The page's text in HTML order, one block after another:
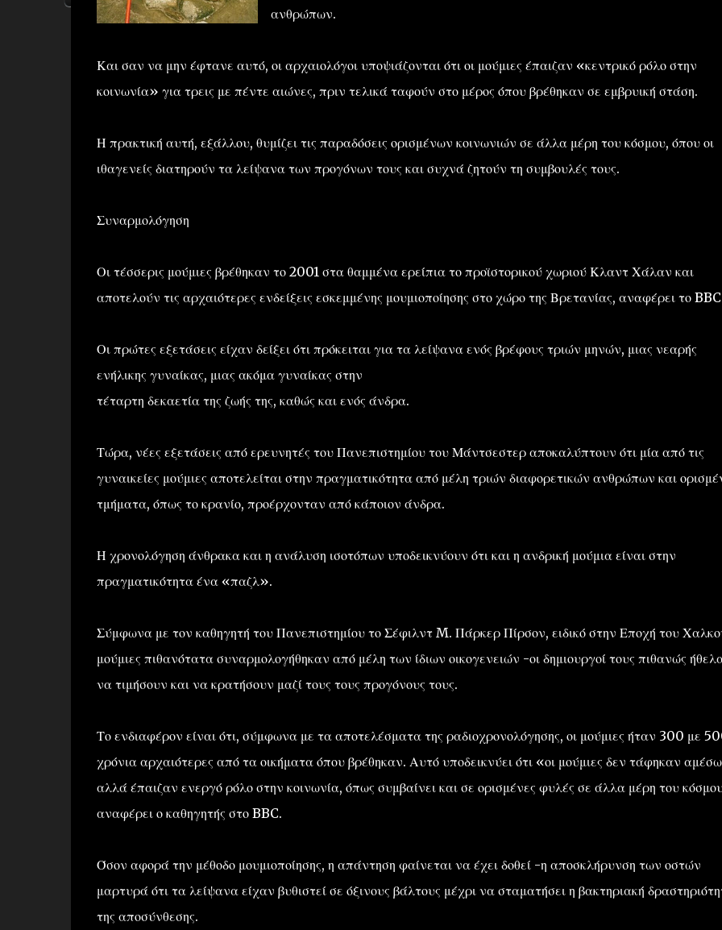
ανθρώπων.
Και σαν να μην έφτανε αυτό, οι αρχαιολόγοι υποψιάζονται ότι οι μούμιες έπαιζαν «κεντρικό ρόλο στην
κοινωνία» για τρεις με πέντε αιώνες, πριν τελικά ταφούν στο μέρος όπου βρέθηκαν σε εμβρυική στάση.
Η πρακτική αυτή, εξάλλου, θυμίζει τις παραδόσεις ορισμένων κοινωνιών σε άλλα μέρη του κόσμου, όπου οι
ιθαγενείς διατηρούν τα λείψανα των προγόνων τους και συχνά ζητούν τη συμβουλές τους.
Συναρμολόγηση
Οι τέσσερις μούμιες βρέθηκαν το 2001 στα θαμμένα ερείπια το προϊστορικού χωριού Κλαντ Χάλαν και
αποτελούν τις αρχαιότερες ενδείξεις εσκεμμένης μουμιοποίησης στο χώρο της Βρετανίας, αναφέρει το
Οι πρώτες εξετάσεις είχαν δείξει ότι πρόκειται για τα λείψανα ενός βρέφους τριών μηνών, μιας νεαρής
ενήλικης γυναίκας, μιας ακόμα γυναίκας στην
τέταρτη δεκαετία της ζωής της, καθώς και ενός άνδρα.
Τώρα, νέες εξετάσεις από ερευνητές του Πανεπιστημίου του Μάντσεστερ αποκαλύπτουν ότι μία από τις
γυναικείες μούμιες αποτελείται στην πραγματικότητα από μέλη τριών διαφορετικών ανθρώπων και
τμήματα, όπως το κρανίο, προέρχονταν από κάποιον άνδρα.
Η χρονολόγηση άνθρακα και η ανάλυση ισοτόπων υποδεικνύουν ότι και η ανδρική μούμια είναι στην
πραγματικότητα ένα «παζλ».
Σύμφωνα με τον καθηγητή του Πανεπιστημίου το Σέφιλντ M. Πάρκερ Πίρσον, ειδικό στην Εποχή του
μούμιες πιθανότατα συναρμολογήθηκαν από μέλη των ίδιων οικογενειών -οι δημιουργοί τους πιθανώς
να τιμήσουν και να κρατήσουν μαζί τους τους προγόνους τους.
Το ενδιαφέρον είναι ότι, σύμφωνα με τα αποτελέσματα της ραδιοχρονολόγησης, οι μούμιες ήταν 300 με
χρόνια αρχαιότερες από τα οικήματα όπου βρέθηκαν. Αυτό υποδεικνύει ότι «οι μούμιες δεν τάφηκαν
αλλά έπαιζαν ενεργό ρόλο στην κοινωνία, όπως συμβαίνει και σε ορισμένες φυλές σε άλλα μέρη του
αναφέρει ο καθηγητής στο BBC.
Όσον αφορά την μέθοδο μουμιοποίησης, η απάντηση φαίνεται να έχει δοθεί -η αποσκλήρυνση των οστών
μαρτυρά ότι τα λείψανα είχαν βυθιστεί σε όξινους βάλτους μέχρι να σταματήσει η βακτηριακή
της αποσύνθεσης.